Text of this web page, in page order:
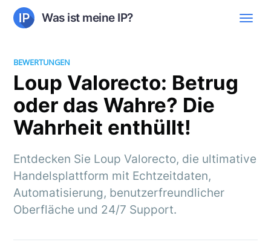
Was ist meine IP?
BEWERTUNGEN
Loup Valorecto: Betrug
oder das Wahre? Die
Wahrheit enthüllt!
Entdecken Sie Loup Valorecto, die ultimative
Handelsplattform mit Echtzeitdaten,
Automatisierung, benutzerfreundlicher
Oberfläche und 24/7 Support.